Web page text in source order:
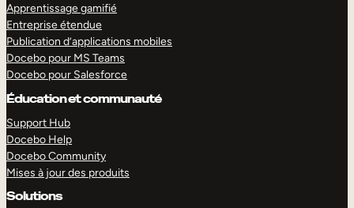
Apprentissage gamifié
Entreprise étendue
Publication d’applications mobiles
Docebo pour MS Teams
Docebo pour Salesforce
Éducation et communauté
Support Hub
Docebo Help
Docebo Community
Mises à jour des produits
Solutions